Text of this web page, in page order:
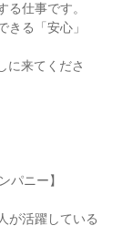
仕事です。
る「安心」
に来てくださ
パニー】
が活躍している